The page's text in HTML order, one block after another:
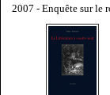
2007 - Enquête sur le